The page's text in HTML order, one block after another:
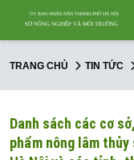
TRANG CHỦ TIN TỨC
Danh sách các cơ
phẩm nông lâm